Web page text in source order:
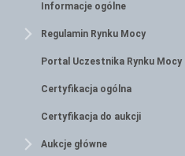
Informacje ogólne
Regulamin Rynku Mocy
Portal Uczestnika Rynku Mocy
Certyfikacja ogólna
Certyfikacja do aukcji
Aukcje główne